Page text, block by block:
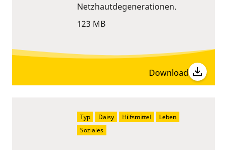
Netzhautdegenerationen.
123 MB
Download
Typ Daisy Hilfsmittel
Leben
Soziales